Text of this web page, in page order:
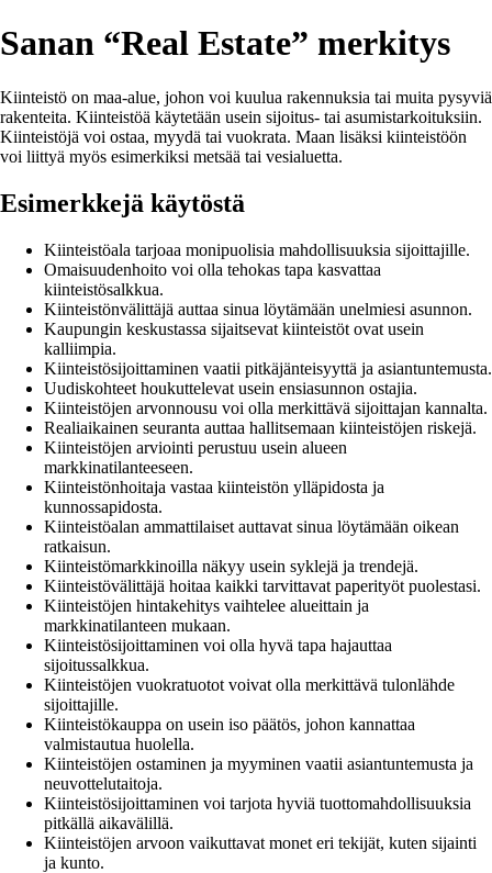
Sanan “Real Estate” merkitys
Kiinteistö on maa-alue, johon voi kuulua rakennuksia tai muita pysyviä
rakenteita. Kiinteistöä käytetään usein sijoitus- tai asumistarkoituksiin.
Kiinteistöjä voi ostaa, myydä tai vuokrata. Maan lisäksi kiinteistöön
voi liittyä myös esimerkiksi metsää tai vesialuetta.
Esimerkkejä käytöstä
Kiinteistöala tarjoaa monipuolisia mahdollisuuksia sijoittajille.
Omaisuudenhoito voi olla tehokas tapa kasvattaa
kiinteistösalkkua.
Kiinteistönvälittäjä auttaa sinua löytämään unelmiesi asunnon.
Kaupungin keskustassa sijaitsevat kiinteistöt ovat usein
kalliimpia.
Kiinteistösijoittaminen vaatii pitkäjänteisyyttä ja asiantuntemusta.
Uudiskohteet houkuttelevat usein ensiasunnon ostajia.
Kiinteistöjen arvonnousu voi olla merkittävä sijoittajan kannalta.
Realiaikainen seuranta auttaa hallitsemaan kiinteistöjen riskejä.
Kiinteistöjen arviointi perustuu usein alueen
markkinatilanteeseen.
Kiinteistönhoitaja vastaa kiinteistön ylläpidosta ja
kunnossapidosta.
Kiinteistöalan ammattilaiset auttavat sinua löytämään oikean
ratkaisun.
Kiinteistömarkkinoilla näkyy usein syklejä ja trendejä.
Kiinteistövälittäjä hoitaa kaikki tarvittavat paperityöt puolestasi.
Kiinteistöjen hintakehitys vaihtelee alueittain ja
markkinatilanteen mukaan.
Kiinteistösijoittaminen voi olla hyvä tapa hajauttaa
sijoitussalkkua.
Kiinteistöjen vuokratuotot voivat olla merkittävä tulonlähde
sijoittajille.
Kiinteistökauppa on usein iso päätös, johon kannattaa
valmistautua huolella.
Kiinteistöjen ostaminen ja myyminen vaatii asiantuntemusta ja
neuvottelutaitoja.
Kiinteistösijoittaminen voi tarjota hyviä tuottomahdollisuuksia
pitkällä aikavälillä.
Kiinteistöjen arvoon vaikuttavat monet eri tekijät, kuten sijainti
ja kunto.